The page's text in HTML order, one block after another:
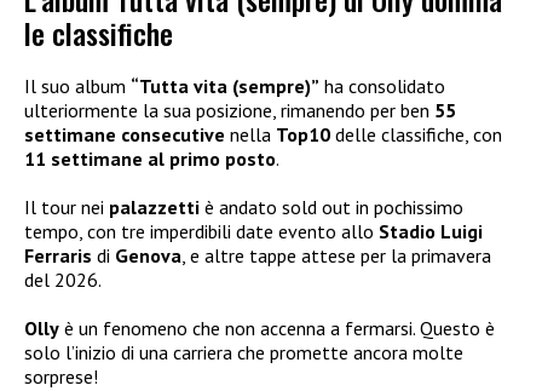
le classifiche
Il suo album “Tutta vita (sempre)” ha consolidato
ulteriormente la sua posizione, rimanendo per ben 55
settimane consecutive nella Top10 delle classifiche, con
11 settimane al primo posto.
Il tour nei palazzetti è andato sold out in pochissimo
tempo, con tre imperdibili date evento allo Stadio Luigi
Ferraris di Genova, e altre tappe attese per la primavera
del 2026.
Olly è un fenomeno che non accenna a fermarsi. Questo è
solo l’inizio di una carriera che promette ancora molte
sorprese!